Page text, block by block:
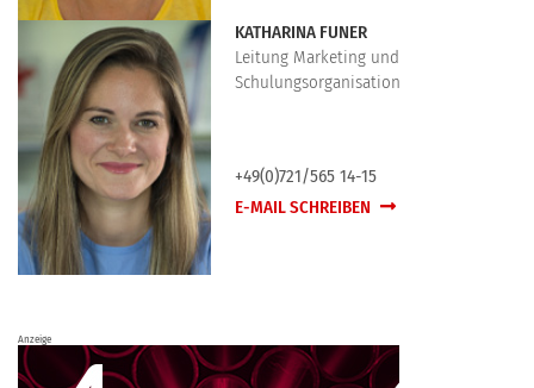
KATHARINA FUNER
Leitung Marketing und
Schulungsorganisation
+49(0)721/565 14-15
E-MAIL SCHREIBEN
Anzeige